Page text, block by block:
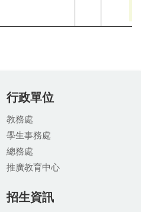
行政單位
教務處
學生事務處
總務處
推廣教育中心
招生資訊